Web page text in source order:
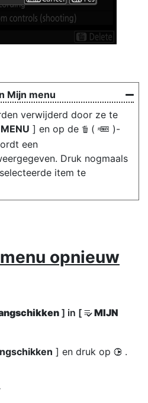
Mijn menu
verwijderd door ze te
] en op de O ( Q )-
een
Druk nogmaals
item te
opnieuw
] in [ OMIJN
] en druk op 2 .